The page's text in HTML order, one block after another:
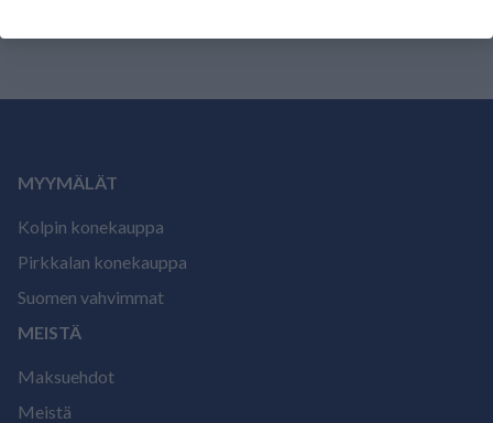
MYYMÄLÄT
Kolpin konekauppa
Pirkkalan konekauppa
Suomen vahvimmat
MEISTÄ
Maksuehdot
Meistä